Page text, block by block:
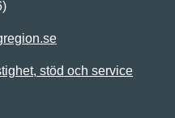
stöd och service